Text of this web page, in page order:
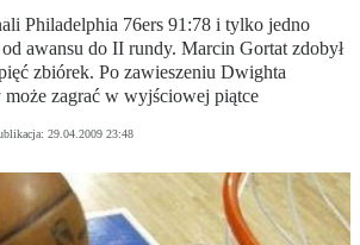
Philadelphia 76ers 91:78 i tylko jedno
awansu do II rundy. Marcin Gortat zdobył
zbiórek. Po zawieszeniu Dwighta
zagrać w wyjściowej piątce
29.04.2009 23:48